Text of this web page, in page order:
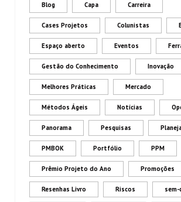
Blog Capa Carreira
Cases Projetos Colunistas
Espaço aberto Eventos
Gestão do Conhecimento Inovação
Melhores Práticas Mercado
Métodos Ágeis Notícias
Panorama Pesquisas
PMBOK Portfólio PPM
Prêmio Projeto do Ano Promoções
Resenhas Livro Riscos